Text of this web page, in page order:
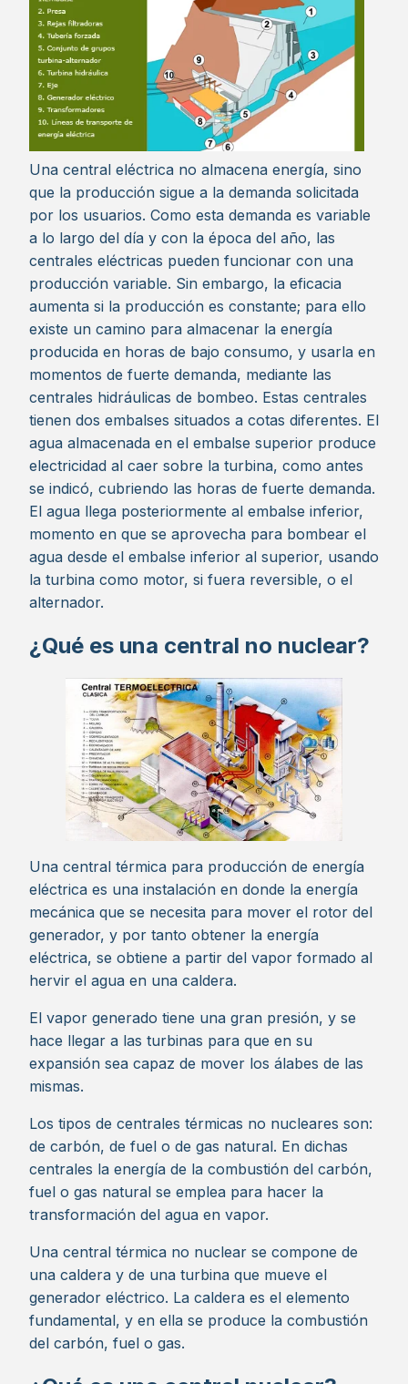
Una central eléctrica no almacena energía, sino
que la producción sigue a la demanda solicitada
por los usuarios. Como esta demanda es variable
a lo largo del día y con la época del año, las
centrales eléctricas pueden funcionar con una
producción variable. Sin embargo, la eficacia
aumenta si la producción es constante; para ello
existe un camino para almacenar la energía
producida en horas de bajo consumo, y usarla en
momentos de fuerte demanda, mediante las
centrales hidráulicas de bombeo. Estas centrales
tienen dos embalses situados a cotas diferentes. El
agua almacenada en el embalse superior produce
electricidad al caer sobre la turbina, como antes
se indicó, cubriendo las horas de fuerte demanda.
El agua llega posteriormente al embalse inferior,
momento en que se aprovecha para bombear el
agua desde el embalse inferior al superior, usando
la turbina como motor, si fuera reversible, o el
alternador.
¿Qué es una central no nuclear?
Una central térmica para producción de energía
eléctrica es una instalación en donde la energía
mecánica que se necesita para mover el rotor del
generador, y por tanto obtener la energía
eléctrica, se obtiene a partir del vapor formado al
hervir el agua en una caldera.
El vapor generado tiene una gran presión, y se
hace llegar a las turbinas para que en su
expansión sea capaz de mover los álabes de las
mismas.
Los tipos de centrales térmicas no nucleares son:
de carbón, de fuel o de gas natural. En dichas
centrales la energía de la combustión del carbón,
fuel o gas natural se emplea para hacer la
transformación del agua en vapor.
Una central térmica no nuclear se compone de
una caldera y de una turbina que mueve el
generador eléctrico. La caldera es el elemento
fundamental, y en ella se produce la combustión
del carbón, fuel o gas.